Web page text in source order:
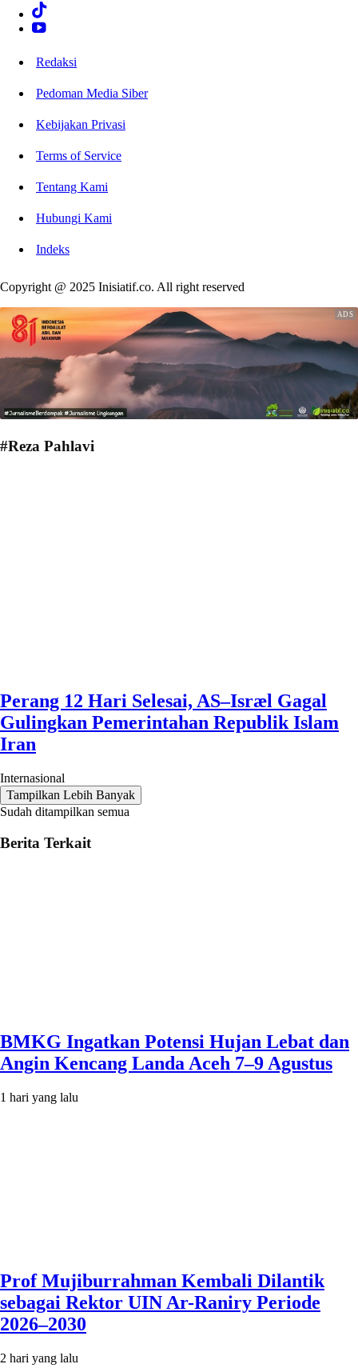
Redaksi
Pedoman Media Siber
Kebijakan Privasi
Terms of Service
Tentang Kami
Hubungi Kami
Indeks
Copyright @ 2025 Inisiatif.co. All right reserved
#Reza Pahlavi
Perang 12 Hari Selesai, AS–Isræl Gagal
Gulingkan Pemerintahan Republik Islam
Iran
Internasional
Tampilkan Lebih Banyak
Sudah ditampilkan semua
Berita Terkait
BMKG Ingatkan Potensi Hujan Lebat dan
Angin Kencang Landa Aceh 7–9 Agustus
1 hari yang lalu
Prof Mujiburrahman Kembali Dilantik
sebagai Rektor UIN Ar-Raniry Periode
2026–2030
2 hari yang lalu